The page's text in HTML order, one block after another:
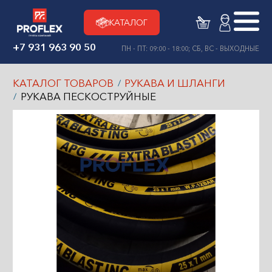
КАТАЛОГ
+7 931 963 90 50 ПН - ПТ: 09:00 - 18:00; СБ, ВС - ВЫХОДНЫЕ
КАТАЛОГ ТОВАРОВ
РУКАВА И ШЛАНГИ
РУКАВА ПЕСКОСТРУЙНЫЕ